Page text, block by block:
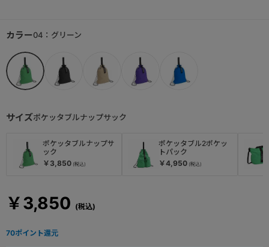
￥3,850
サイズポケッタブルナップサック
ポケッタブルナップサ
ック
￥3,850
ポケッタブル2ポケッ
トパック
￥4,950
カラー04：グリーン
70ポイント還元